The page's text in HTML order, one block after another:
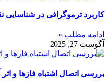
کاربرد ترموگرافی در شناسایی
ادامه مطلب »
آگوست 27, 2025
بررسی اتصال اشتباه فازها و